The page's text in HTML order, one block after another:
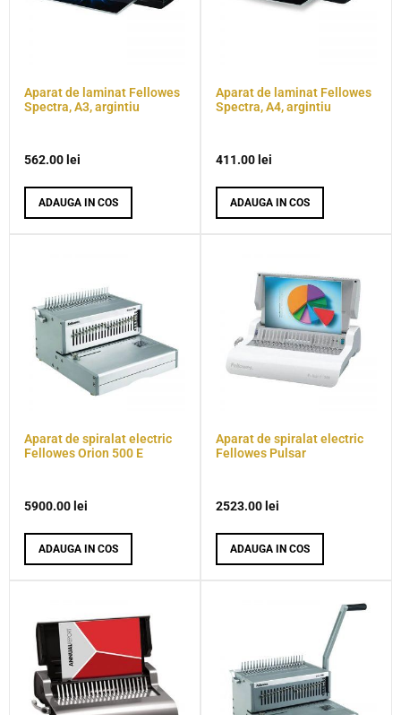
Aparat de laminat Fellowes
Spectra, A3, argintiu
562.00 lei
ADAUGA IN COS
Aparat de laminat Fellowes
Spectra, A4, argintiu
411.00 lei
ADAUGA IN COS
Aparat de spiralat electric
Fellowes Orion 500 E
5900.00 lei
ADAUGA IN COS
Aparat de spiralat electric
Fellowes Pulsar
2523.00 lei
ADAUGA IN COS